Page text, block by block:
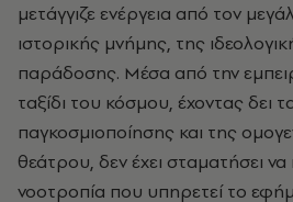
μετάγγιζε ενέργεια από τον
ιστορικής μνήμης, της
παράδοσης. Μέσα από την
ταξίδι του κόσμου, έχοντας δει
παγκοσμιοποίησης και της
θεάτρου, δεν έχει σταματήσει να
νοοτροπία που υπηρετεί το